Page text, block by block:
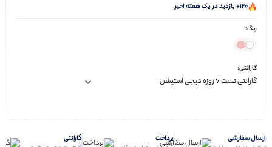
120+ بازدید در یک هفته اخیر
رنگ:
گارانتی:
ارسال سفارشی پرداخت گارانتی